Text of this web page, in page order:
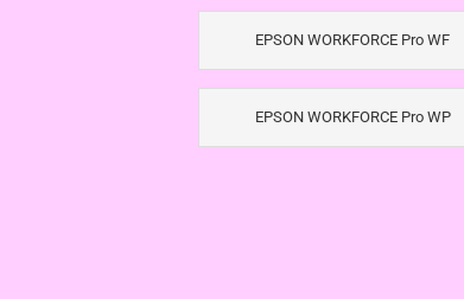
EPSON WORKFORCE Pro WF
EPSON WORKFORCE Pro WP